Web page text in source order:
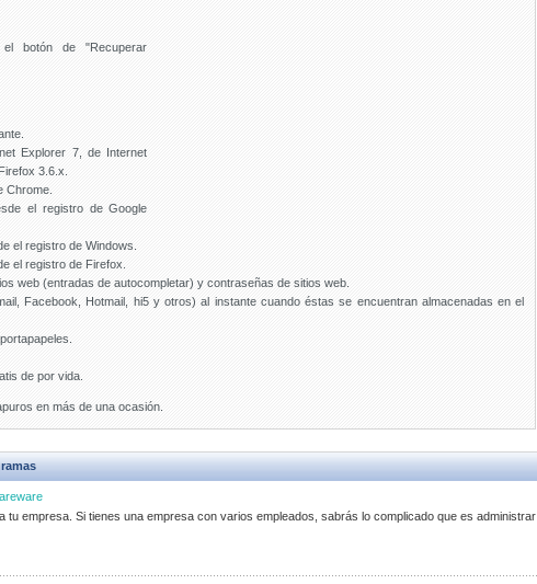
botón de "Recuperar
Explorer 7, de Internet
3.6.x.
Chrome.
el registro de Google
el registro de Windows.
el registro de Firefox.
web (entradas de autocompletar) y contraseñas de sitios web.
Facebook, Hotmail, hi5 y otros) al instante cuando éstas se encuentran almacenadas en el
de por vida.
en más de una ocasión.
empresa. Si tienes una empresa con varios empleados, sabrás lo complicado que es administrar